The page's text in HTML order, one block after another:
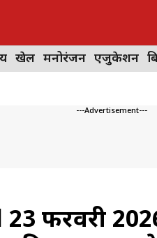
खेल मनोरंजन एजुकेशन
---Advertisement---
फरवरी